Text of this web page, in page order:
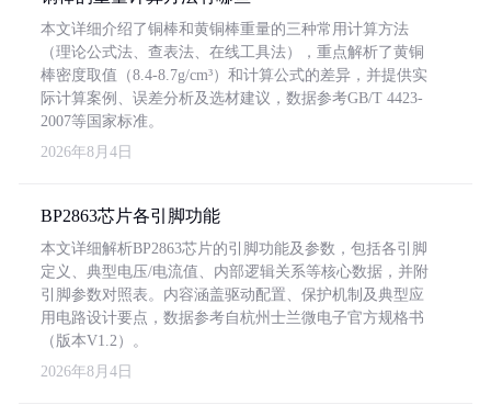
本文详细介绍了铜棒和黄铜棒重量的三种常用计算方法
（理论公式法、查表法、在线工具法），重点解析了黄铜
棒密度取值（8.4-8.7g/cm³）和计算公式的差异，并提供实
际计算案例、误差分析及选材建议，数据参考GB/T 4423-
2007等国家标准。
2026年8月4日
BP2863芯片各引脚功能
本文详细解析BP2863芯片的引脚功能及参数，包括各引脚
定义、典型电压/电流值、内部逻辑关系等核心数据，并附
引脚参数对照表。内容涵盖驱动配置、保护机制及典型应
用电路设计要点，数据参考自杭州士兰微电子官方规格书
（版本V1.2）。
2026年8月4日